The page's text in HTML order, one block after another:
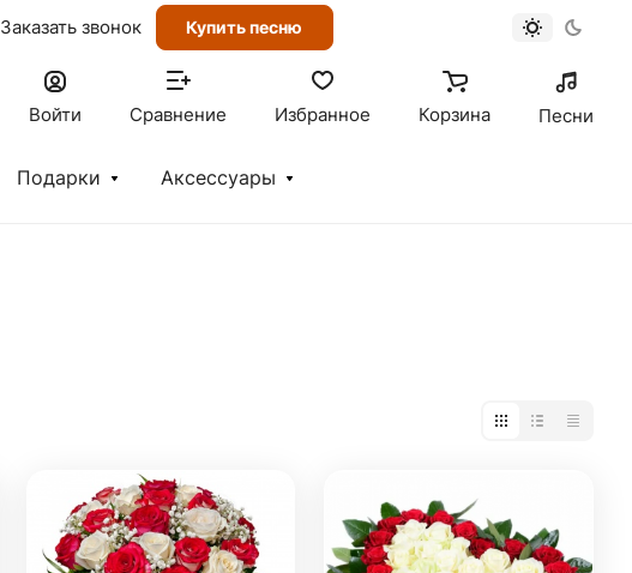
Заказать звонок Купить песню
Войти Сравнение Избранное Корзина Песни
Подарки Аксессуары